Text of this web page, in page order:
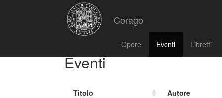
Corago
Opere Eventi Libretti
Eventi
Titolo
Autore